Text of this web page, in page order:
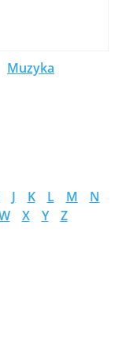
Muzyka
J K L M
N
X Y Z